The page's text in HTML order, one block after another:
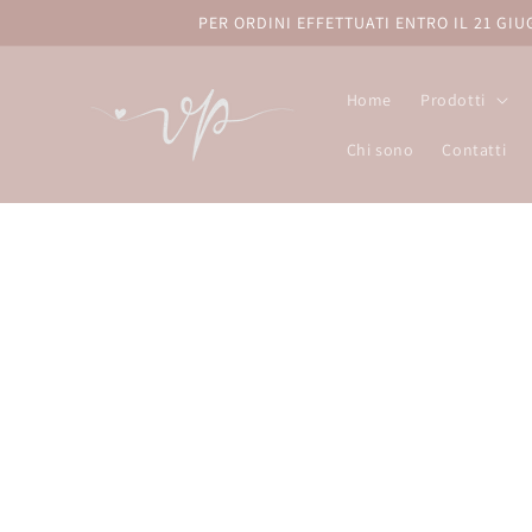
ai contenuti
PER ORDINI EFFETTUATI ENTRO IL 21
Home Prodotti
Chi sono Contatti